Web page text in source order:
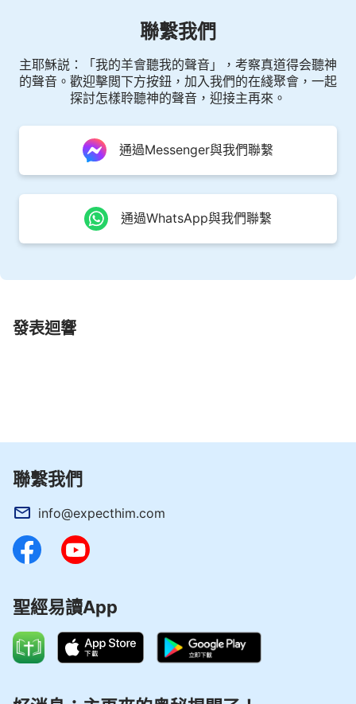
聯繫我們
主耶穌説：「我的羊會聽我的聲音」，考察真道得会聽神
的聲音。歡迎擊閲下方按鈕，加入我們的在綫聚會，一起
探討怎樣聆聽神的聲音，迎接主再來。
通過Messenger與我們聯繫
通過WhatsApp與我們聯繫
發表迴響
聯繫我們
info@expecthim.com
聖經易讀App